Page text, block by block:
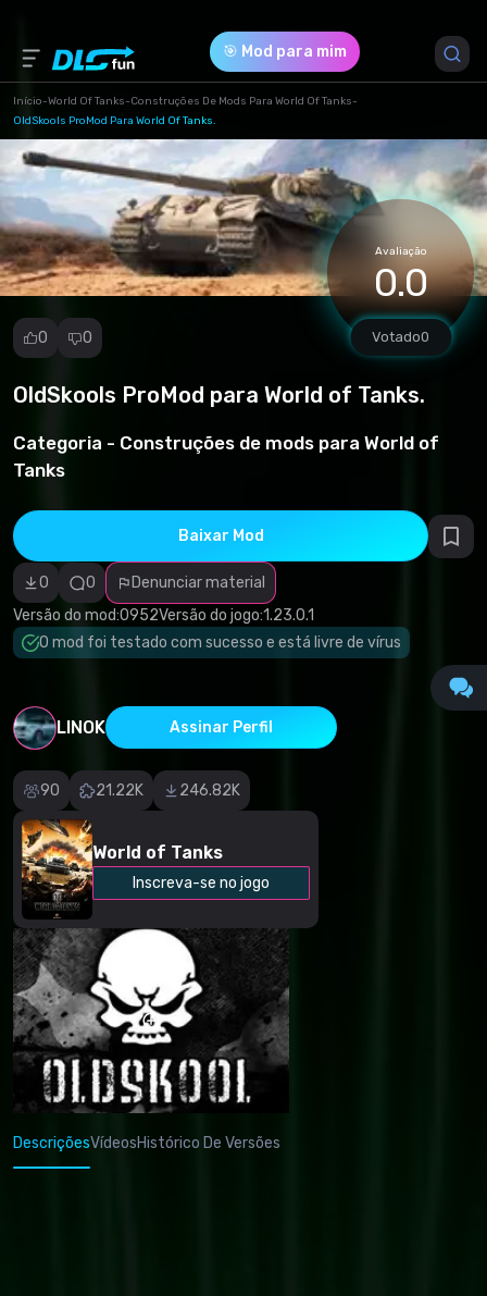
🎯 Mod para mim
Início-World Of Tanks-Construções De Mods Para World Of Tanks-
OldSkools ProMod Para World Of Tanks.
Avaliação
0.0
Votado0
0 0
OldSkools ProMod para World of Tanks.
Categoria - Construções de mods para World of
Tanks
Baixar Mod
0 0
Denunciar material
Versão do mod:0952Versão do jogo:1.23.0.1
O mod foi testado com sucesso e está livre de vírus
LINOK Assinar Perfil
90 21.22K 246.82K
World of Tanks
Inscreva-se no jogo
Denunciar
autorais
Software
malicioso/vírus
Conteúdo não
funcional
Descrição
imprecisa
DescriçõesVídeosHistórico De Versões
Versão do Jogo *
1.23.0.1
(84544daa5f32734156f3280873bc6fa9.rar)
Download (1002.36 Kb)